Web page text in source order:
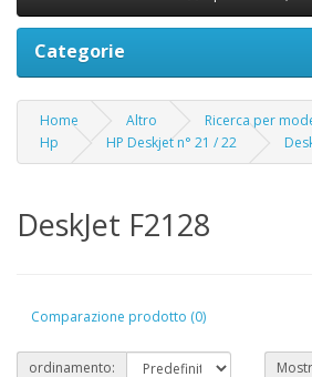
Categorie
Home Altro
Ricerca per
Hp
HP Deskjet n° 21 / 22
DeskJet F2128
Comparazione prodotto (0)
ordinamento: